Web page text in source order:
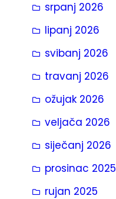
a
srpanj 2026
lipanj 2026
svibanj 2026
travanj 2026
ožujak 2026
veljača 2026
siječanj 2026
prosinac 2025
rujan 2025